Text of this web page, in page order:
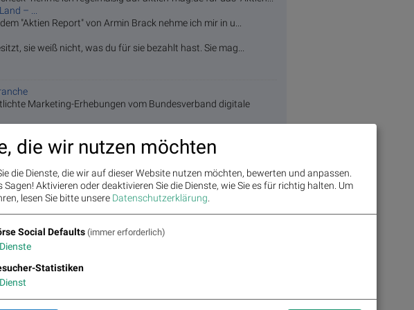
– ...
"Aktien Report" von Armin Brack nehme ich mir in u...
sie weiß nicht, was du für sie bezahlt hast. Sie mag...
Marketing-Erhebungen vom Bundesverband digitale
weite...
mit „Propvest“ den ersten Robo-Advisor für
Chr...
die spannendste Beschäftigung. Mit der Digitalisierung...
...
Taproot Update an. Wir verraten, was es mit dieser
Sabbatical nehmen möchte? Und wie finanziere ich dieses
achten so...
die wir nutzen möchten
die Dienste, die wir auf dieser Website nutzen möchten, bewerten und anpassen.
Sagen! Aktivieren oder deaktivieren Sie die Dienste, wie Sie es für richtig halten. Um
lesen Sie bitte unsere Datenschutzerklärung.
Social Defaults (immer erforderlich)
Dienste
Statistiken
Dienst